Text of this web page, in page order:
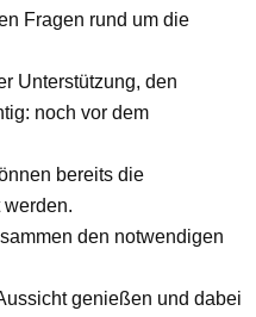
Fragen rund um die
Unterstützung, den
noch vor dem
bereits die
werden.
den notwendigen
genießen und dabei